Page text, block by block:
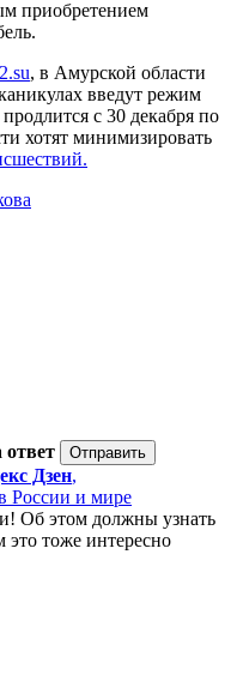
приобретением
, в Амурской области
введут режим
с 30 декабря по
хотят минимизировать
ответ
Дзен,
России и мире
Об этом должны узнать
это тоже интересно